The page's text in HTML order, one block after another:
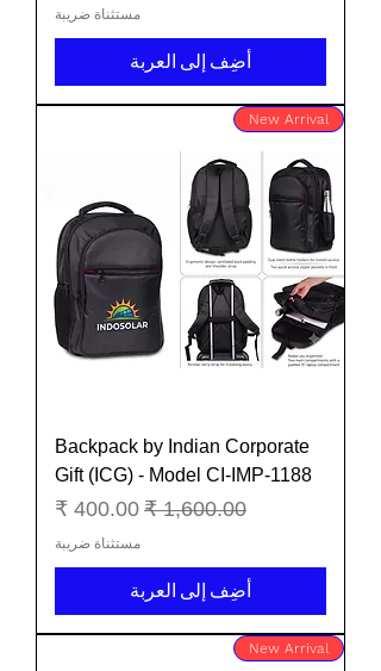
مستثناة ضريبة
أضِف إلى العربة
New Arrival
Backpack by Indian Corporate
Gift (ICG) - Model CI-IMP-1188
سعر عادي سعر البيع
مستثناة ضريبة
أضِف إلى العربة
New Arrival